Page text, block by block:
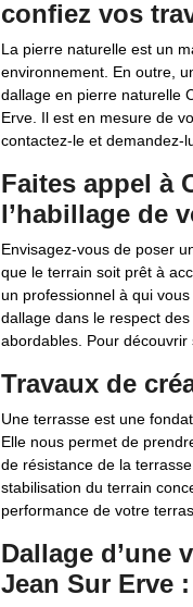
confiez vos
La pierre naturelle est un
environnement. En outre,
dallage en pierre naturelle
Erve. Il est en mesure de
contactez-le et demandez-
Faites appel à
l’habillage de
Envisagez-vous de poser
que le terrain soit prêt à
un professionnel à qui
dallage dans le respect
abordables. Pour découvrir
Travaux de
Une terrasse est une
Elle nous permet de
de résistance de la
stabilisation du terrain
performance de votre
Dallage d’une
Jean Sur Erve